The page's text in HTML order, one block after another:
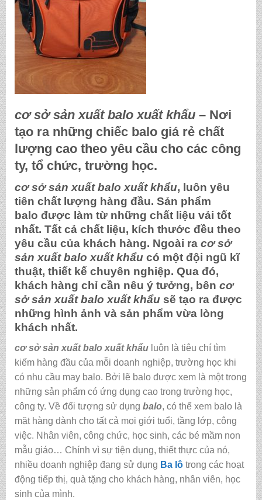
cơ sở sản xuất balo xuất khẩu – Nơi
tạo ra những chiếc balo giá rẻ chất
lượng cao theo yêu cầu cho các công
ty, tổ chức, trường học.
cơ sở sản xuất balo xuất khẩu, luôn yêu
tiên chất lượng hàng đầu. Sản phẩm
balo được làm từ những chất liệu vải tốt
nhất. Tất cả chất liệu, kích thước đều theo
yêu cầu của khách hàng. Ngoài ra cơ sở
sản xuất balo xuất khẩu có một đội ngũ kĩ
thuật, thiết kế chuyên nghiệp. Qua đó,
khách hàng chỉ cần nêu ý tưởng, bên cơ
sở sản xuất balo xuất khẩu sẽ tạo ra được
những hình ảnh và sản phẩm vừa lòng
khách nhất.
cơ sở sản xuất balo xuất khẩu luôn là tiêu chí tìm
kiếm hàng đầu của mỗi doanh nghiệp, trường học khi
có nhu cầu may balo. Bởi lẽ balo được xem là một trong
những sản phẩm có ứng dụng cao trong trường học,
công ty. Về đối tượng sử dụng balo, có thể xem balo là
mặt hàng dành cho tất cả mọi giới tuổi, tầng lớp, công
việc. Nhân viên, công chức, học sinh, các bé mầm non
mẫu giáo… Chính vì sự tiện dụng, thiết thực của nó,
nhiều doanh nghiệp đang sử dụng Ba lôtrong các hoạt
động tiếp thị, quà tặng cho khách hàng, nhân viên, học
sinh của mình.